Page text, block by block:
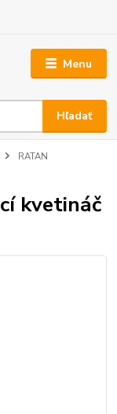
Menu
Hľadať
RATAN
kvetináč